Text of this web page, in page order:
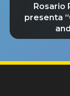
Rosario
presenta